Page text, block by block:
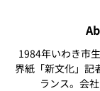
1984年いわき市
界紙「新文化」記
ランス。会